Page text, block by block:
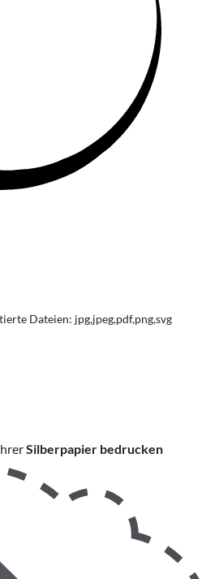
Dateien: jpg,jpeg,pdf,png,svg
Silberpapier bedrucken